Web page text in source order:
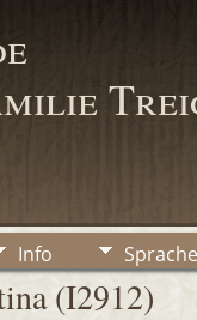
Info Sprache
(I2912)